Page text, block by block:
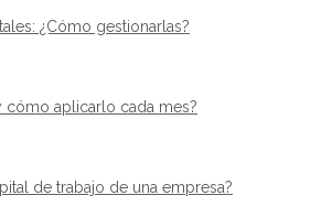
¿Cómo gestionarlas?
cómo aplicarlo cada mes?
de trabajo de una empresa?